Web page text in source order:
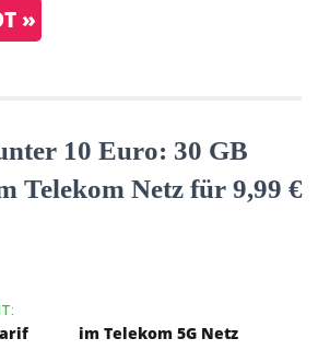
»
10 Euro: 30 GB
Telekom Netz für 9,99 €
im Telekom 5G Netz